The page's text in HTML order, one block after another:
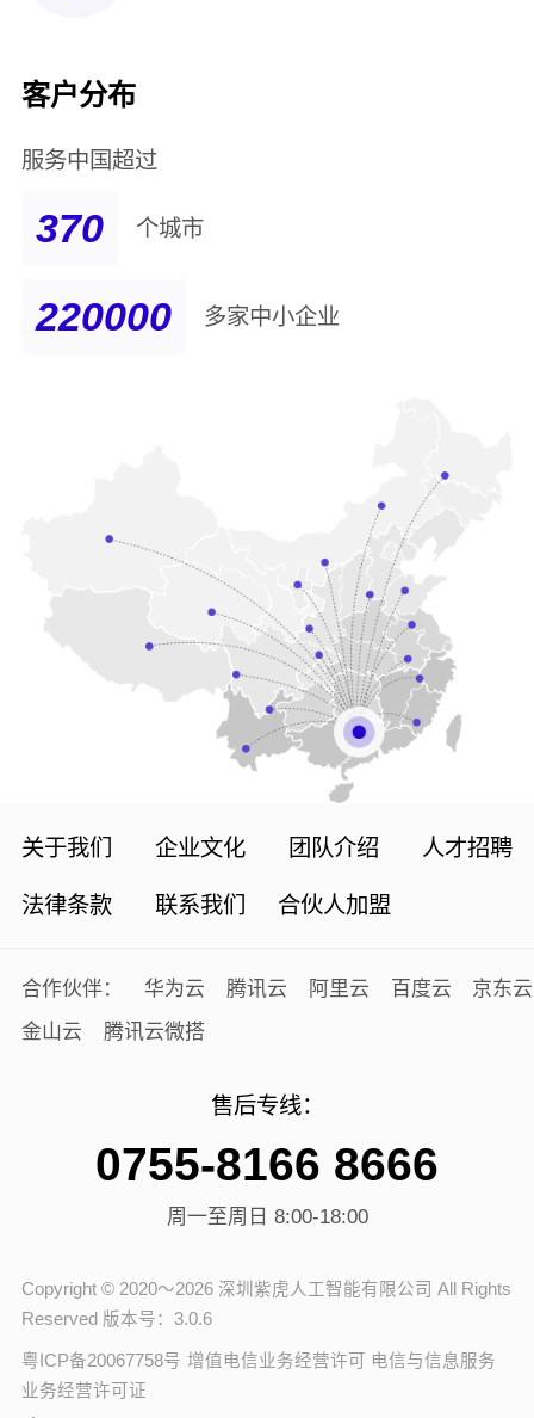
客户分布
服务中国超过
370 个城市
220000 多家中小企业
关于我们 企业文化 团队介绍 人才招聘
法律条款 联系我们 合伙人加盟
合作伙伴： 华为云 腾讯云 阿里云 百度云
京东云
金山云
腾讯云微搭
售后专线：
0755-8166 8666
周一至周日 8:00-18:00
Copyright © 2020～2026 深圳紫虎人工智能有限公司 All Rights
Reserved 版本号：3.0.6
粤ICP备20067758号 增值电信业务经营许可 电信与信息服务
业务经营许可证